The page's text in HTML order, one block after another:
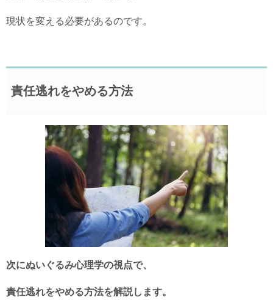
現状を変える必要があるのです。
責任逃れをやめる方法
次にぬいぐるみ心理学の視点で、
責任逃れをやめる方法を解説します。